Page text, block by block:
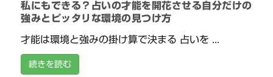
私にもできる？占いの才能を開花させる自分だけの
強みとピッタリな環境の見つけ方
才能は環境と強みの掛け算で決まる 占いを ...
続きを読む